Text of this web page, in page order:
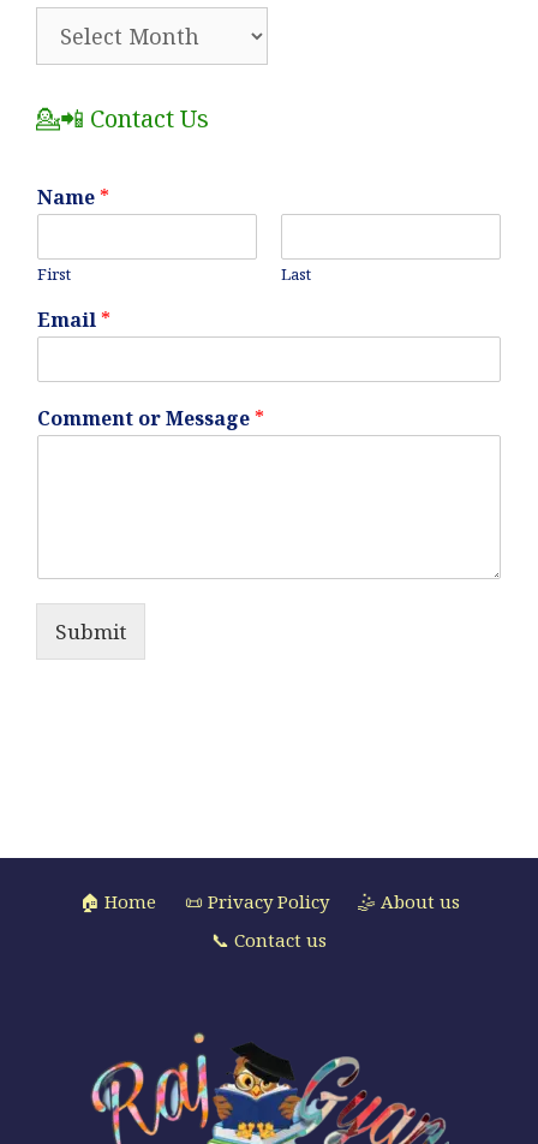
💁📲 Contact Us
Name *
First Last
Email *
Comment or Message *
Submit
🏠 Home 📜 Privacy Policy
🤹 About us
📞 Contact us